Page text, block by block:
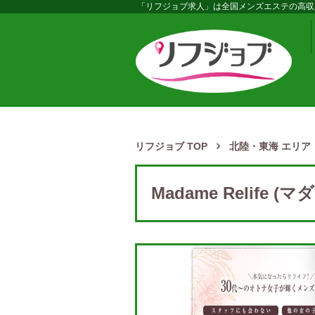
「リフジョブ求人」は全国メンズエステの高
リフジョブ TOP 北陸・東海 エリア
Madame Relife (マ